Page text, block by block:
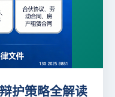
护策略全解读